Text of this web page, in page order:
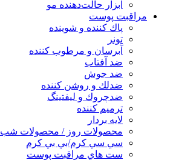
ابزار حالت‌دهنده مو
مراقبت پوست
پاك كننده و شوينده
تونر
آبرسان و مرطوب كننده
ضد آفتاب
ضد جوش
ضدلك و روشن كننده
ضدچروك و ليفتينگ
ترميم كننده
لايه بردار
محصولات روز / محصولات شب
سي سي كرم/بي بي كرم
ست هاي مراقبت پوست